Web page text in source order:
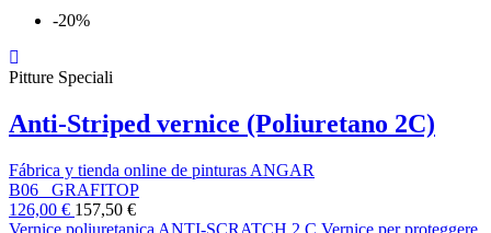
-20%
Pitture Speciali
Anti-Striped vernice (Poliuretano 2C)
Fábrica y tienda online de pinturas ANGAR
B06_ GRAFITOP
126,00 € 157,50 €
Vernice poliuretanica ANTI-SCRATCH 2 C Vernice per proteggere